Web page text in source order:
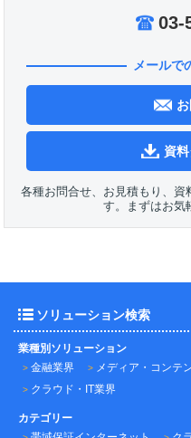
03-
メールで
資
各種お問合せ、お見積もり、資
す。まずはお気
ソリューション検索
業種別ソリューション
金融業界
メディア・コンテ
クラウド・IT業界
カテゴリー